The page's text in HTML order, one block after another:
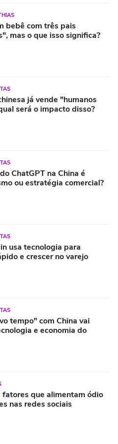
bebê com três pais
mas o que isso significa?
já vende "humanos
será o impacto disso?
ChatGPT na China é
ou estratégia comercial?
usa tecnologia para
e crescer no varejo
tempo" com China vai
e economia do
fatores que alimentam ódio
nas redes sociais